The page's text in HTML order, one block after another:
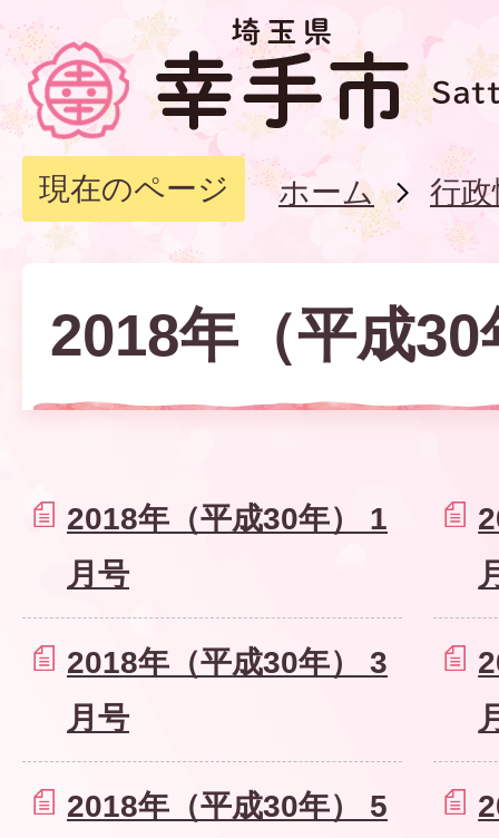
現在のページ ホーム 行
2018年（平成30
2018年（平成30年） 1
月号
2018年（平成30年） 3
月号
2018年（平成30年） 5